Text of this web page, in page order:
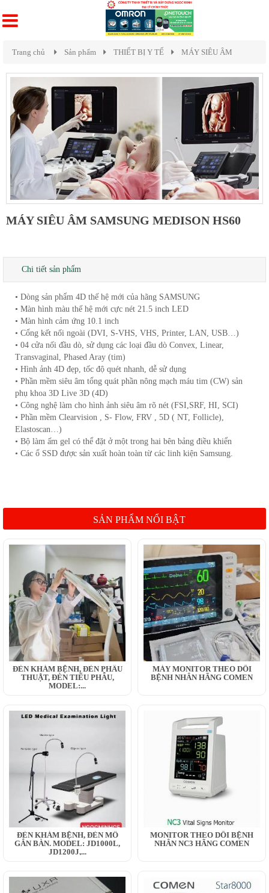
Trang chủ Sản phẩm THIẾT BỊ Y TẾ MÁY SIÊU ÂM
MÁY SIÊU ÂM SAMSUNG MEDISON HS60
Chi tiết sản phẩm
• Dòng sản phẩm 4D thế hệ mới của hãng SAMSUNG
• Màn hình màu thế hệ mới cực nét 21.5 inch LED
• Màn hình cảm ứng 10.1 inch
• Cổng kết nối ngoài (DVI, S-VHS, VHS, Printer, LAN, USB…)
• 04 cửa nối đầu dò, sử dụng các loại đầu dò Convex, Linear,
Transvaginal, Phased Aray (tim)
• Hình ảnh 4D đẹp, tốc độ quét nhanh, dễ sử dụng
• Phần mềm siêu âm tổng quát phần nông mạch máu tim (CW) sản
phụ khoa 3D Live 3D (4D)
• Công nghệ làm cho hình ảnh siêu âm rõ nét (FSI,SRF, HI, SCI)
• Phần mềm Clearvision , S- Flow, FRV , 5D ( NT, Follicle),
Elastoscan…)
• Bộ làm ấm gel có thể đặt ở một trong hai bên bảng điều khiển
• Các ổ SSD được sản xuất hoàn toàn từ các linh kiện Samsung.
SẢN PHẨM NỔI BẬT
ĐÈN KHÁM BỆNH, ĐÈN PHẪU
THUẬT, ĐÈN TIỂU PHẪU,
MODEL:...
MÁY MONITOR THEO DÕI
BỆNH NHÂN HÃNG COMEN
ĐÈN KHÁM BỆNH, ĐÈN MỔ
GẮN BÀN. MODEL: JD1000L,
JD1200J,...
MONITOR THEO DÕI BỆNH
NHÂN NC3 HÃNG COMEN